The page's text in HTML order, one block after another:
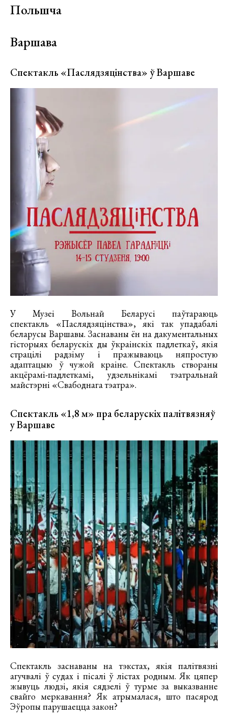
Польшча
Варшава
Спектакль «Паслядзяцінства» ў Варшаве
У Музеі Вольнай Беларусі паўтараюць
спектакль «Паслядзяцінства», які так упадабалі
беларусы Варшавы. Заснаваны ён на дакументальных
гісторыях беларускіх ды ўкраінскіх падлеткаў, якія
страцілі радзіму і пражываюць няпростую
адаптацыю ў чужой краіне. Спектакль створаны
акцёрамі-падлеткамі, удзельнікамі тэатральнай
майстэрні «Свабоднага тэатра».
Спектакль «1,8 м» пра беларускіх палітвязняў
у Варшаве
Спектакль заснаваны на тэкстах, якія палітвязні
агучвалі ў судах і пісалі ў лістах родным. Як цяпер
жывуць людзі, якія сядзелі ў турме за выказванне
свайго меркавання? Як атрымалася, што пасярод
Эўропы парушаецца закон?